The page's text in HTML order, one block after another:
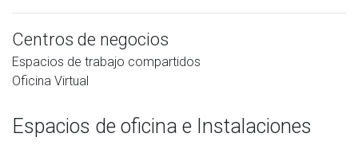
Centros de negocios
Espacios de trabajo compartidos
Oficina Virtual
Espacios de oficina e Instalaciones